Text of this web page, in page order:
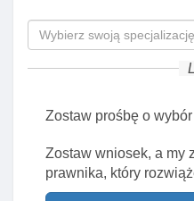
Wybierz swoją specjalizację
Zostaw prośbę o
Zostaw wniosek, a my
prawnika, który